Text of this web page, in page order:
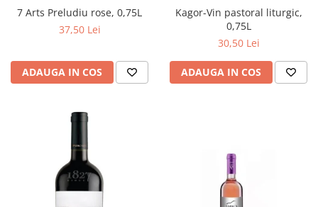
7 Arts Preludiu rose, 0,75L
37,50 Lei
ADAUGA IN COS
Kagor-Vin pastoral liturgic,
0,75L
30,50 Lei
ADAUGA IN COS